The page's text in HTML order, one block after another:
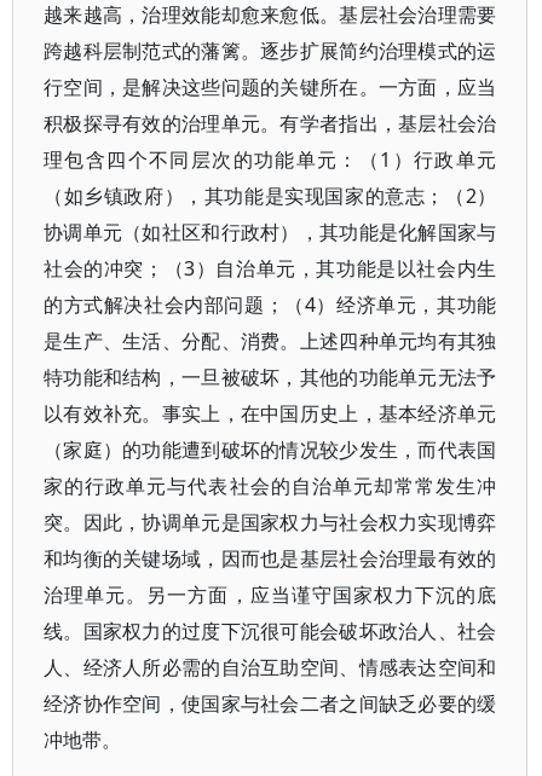
越来越高，治理效能却愈来愈低。基层社会治理需要
跨越科层制范式的藩篱。逐步扩展简约治理模式的运
行空间，是解决这些问题的关键所在。一方面，应当
积极探寻有效的治理单元。有学者指出，基层社会治
理包含四个不同层次的功能单元：（1）行政单元
（如乡镇政府），其功能是实现国家的意志；（2）
协调单元（如社区和行政村），其功能是化解国家与
社会的冲突；（3）自治单元，其功能是以社会内生
的方式解决社会内部问题；（4）经济单元，其功能
是生产、生活、分配、消费。上述四种单元均有其独
特功能和结构，一旦被破坏，其他的功能单元无法予
以有效补充。事实上，在中国历史上，基本经济单元
（家庭）的功能遭到破坏的情况较少发生，而代表国
家的行政单元与代表社会的自治单元却常常发生冲
突。因此，协调单元是国家权力与社会权力实现博弈
和均衡的关键场域，因而也是基层社会治理最有效的
治理单元。另一方面，应当谨守国家权力下沉的底
线。国家权力的过度下沉很可能会破坏政治人、社会
人、经济人所必需的自治互助空间、情感表达空间和
经济协作空间，使国家与社会二者之间缺乏必要的缓
冲地带。